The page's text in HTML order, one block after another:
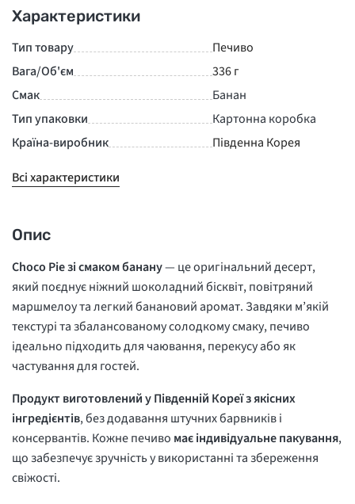
Характеристики
Тип товару
Печиво
Вага/Об'єм
336 г
Смак
Банан
Тип упаковки
Картонна коробка
Країна-виробник
Південна Корея
Всі характеристики
Опис
Choco Pie зі смаком банану— це оригінальний десерт,
який поєднує ніжний шоколадний бісквіт, повітряний
маршмелоу та легкий банановий аромат. Завдяки м’якій
текстурі та збалансованому солодкому смаку, печиво
ідеально підходить для чаювання, перекусу або як
частування для гостей.
Продукт виготовлений у Південній Кореї з якісних
інгредієнтів, без додавання штучних барвників і
консервантів. Кожне печиво має індивідуальне пакування,
що забезпечує зручність у використанні та збереження
свіжості.